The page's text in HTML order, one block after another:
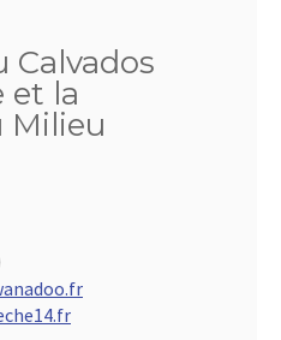
Calvados
et la
Milieu